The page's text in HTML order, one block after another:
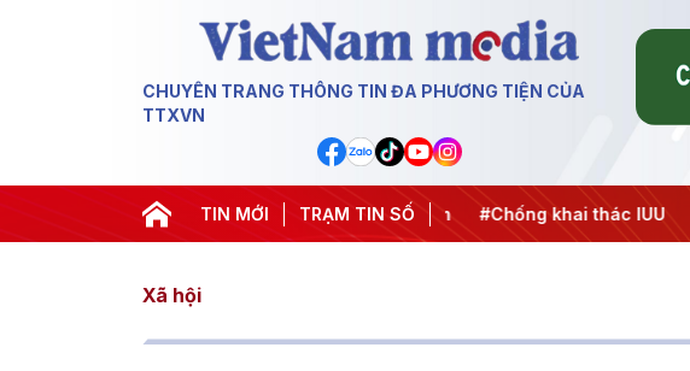
CHUYÊN TRANG THÔNG TIN ĐA PHƯƠNG TIỆN CỦA
TTXVN
TIN MỚI TRẠM TIN SỐ
thành hành động #Chiến dịch 500 ngày đêm #Chống khai thác IUU
Xã hội